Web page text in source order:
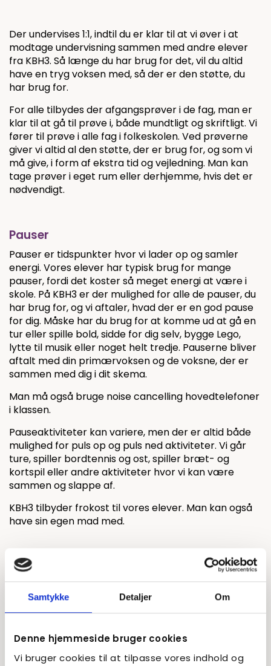
Samtykke Detaljer Om
Denne hjemmeside bruger cookies
Vi bruger cookies til at tilpasse vores indhold og
Der undervises 1:1, indtil du er klar til at vi øver i at
modtage undervisning sammen med andre elever
fra KBH3. Så længe du har brug for det, vil du altid
have en tryg voksen med, så der er den støtte, du
har brug for.
For alle tilbydes der afgangsprøver i de fag, man er
klar til at gå til prøve i, både mundtligt og skriftligt. Vi
fører til prøve i alle fag i folkeskolen. Ved prøverne
giver vi altid al den støtte, der er brug for, og som vi
må give, i form af ekstra tid og vejledning. Man kan
tage prøver i eget rum eller derhjemme, hvis det er
nødvendigt.
Pauser
Pauser er tidspunkter hvor vi lader op og samler
energi. Vores elever har typisk brug for mange
pauser, fordi det koster så meget energi at være i
skole. På KBH3 er der mulighed for alle de pauser, du
har brug for, og vi aftaler, hvad der er en god pause
for dig. Måske har du brug for at komme ud at gå en
tur eller spille bold, sidde for dig selv, bygge Lego,
lytte til musik eller noget helt tredje. Pauserne bliver
aftalt med din primærvoksen og de voksne, der er
sammen med dig i dit skema.
Man må også bruge noise cancelling hovedtelefoner
i klassen.
Pauseaktiviteter kan variere, men der er altid både
mulighed for puls op og puls ned aktiviteter. Vi går
ture, spiller bordtennis og ost, spiller bræt- og
kortspil eller andre aktiviteter hvor vi kan være
sammen og slappe af.
KBH3 tilbyder frokost til vores elever. Man kan også
have sin egen mad med.